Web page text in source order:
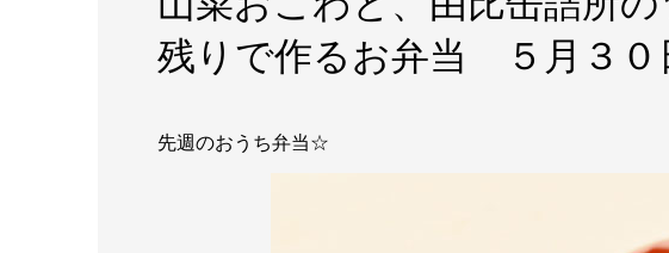
残りで作るお弁当 ５月３
先週のおうち弁当☆